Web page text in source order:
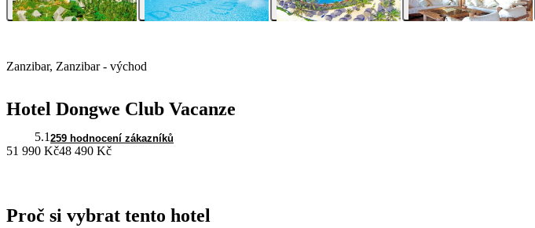
Zanzibar, Zanzibar - východ
Hotel Dongwe Club Vacanze
5.1 259 hodnocení zákazníků
51 990 Kč48 490 Kč
Proč si vybrat tento hotel